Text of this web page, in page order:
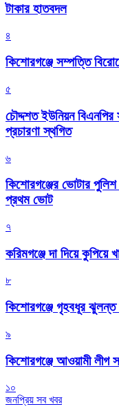
টাকার হাতবদল
৪
কিশোরগঞ্জে সম্পত্তি
৫
চৌদ্দশত ইউনিয়ন বিএনপির
প্রচারণা স্থগিত
৬
কিশোরগঞ্জের ভোটার পুলিশ
প্রথম ভোট
৭
করিমগঞ্জে দা দিয়ে কুপিয়ে
৮
কিশোরগঞ্জে গৃহবধূর ঝুলন্ত
৯
কিশোরগঞ্জে আওয়ামী লীগ
১০
জনপ্রিয় সব খবর